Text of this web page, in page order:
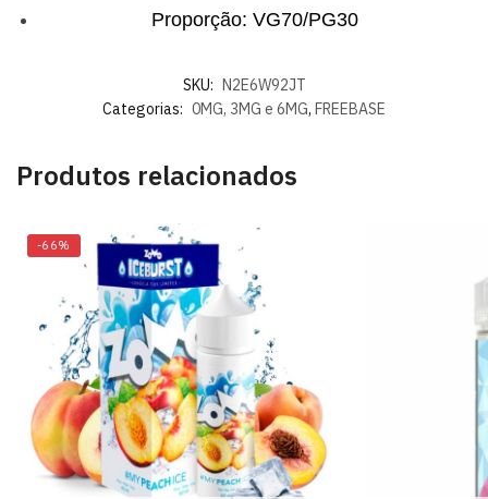
Proporção: VG70/PG30
SKU: N2E6W92JT
Categorias: 0MG, 3MG e 6MG, FREEBASE
Produtos relacionados
-66%